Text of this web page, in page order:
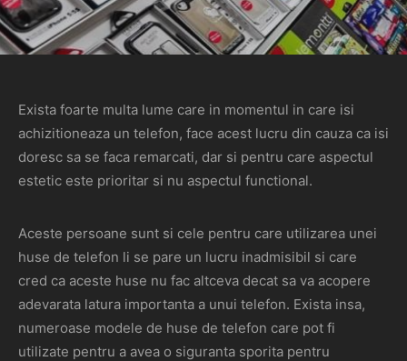
Exista foarte multa lume care in momentul in care isi
achizitioneaza un telefon, face acest lucru din cauza ca isi
doresc sa se faca remarcati, dar si pentru care aspectul
estetic este prioritar si nu aspectul functional.
Aceste persoane sunt si cele pentru care utilizarea unei
huse de telefon li se pare un lucru inadmisibil si care
cred ca aceste huse nu fac altceva decat sa va acopere
adevarata latura importanta a unui telefon. Exista insa,
numeroase modele de huse de telefon care pot fi
utilizate pentru a avea o siguranta sporita pentru